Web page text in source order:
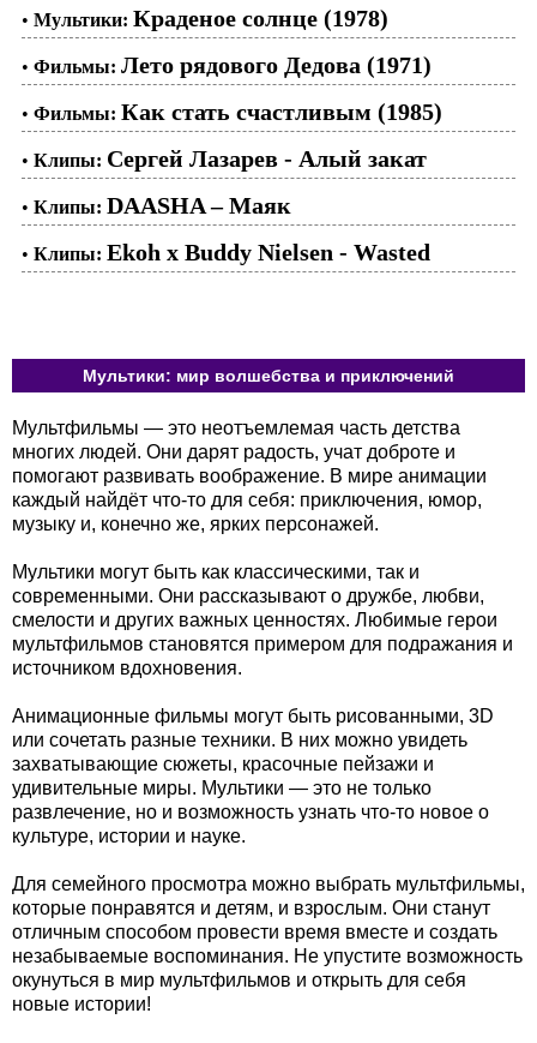
• Мультики: Краденое солнце (1978)
• Фильмы: Лето рядового Дедова (1971)
• Фильмы: Как стать счастливым (1985)
• Клипы: Сергей Лазарев - Алый закат
• Клипы: DAASHA – Маяк
• Клипы: Ekoh x Buddy Nielsen - Wasted
Мультики: мир волшебства и приключений
Мультфильмы — это неотъемлемая часть детства
многих людей. Они дарят радость, учат доброте и
помогают развивать воображение. В мире анимации
каждый найдёт что-то для себя: приключения, юмор,
музыку и, конечно же, ярких персонажей.
Мультики могут быть как классическими, так и
современными. Они рассказывают о дружбе, любви,
смелости и других важных ценностях. Любимые герои
мультфильмов становятся примером для подражания и
источником вдохновения.
Анимационные фильмы могут быть рисованными, 3D
или сочетать разные техники. В них можно увидеть
захватывающие сюжеты, красочные пейзажи и
удивительные миры. Мультики — это не только
развлечение, но и возможность узнать что-то новое о
культуре, истории и науке.
Для семейного просмотра можно выбрать мультфильмы,
которые понравятся и детям, и взрослым. Они станут
отличным способом провести время вместе и создать
незабываемые воспоминания. Не упустите возможность
окунуться в мир мультфильмов и открыть для себя
новые истории!